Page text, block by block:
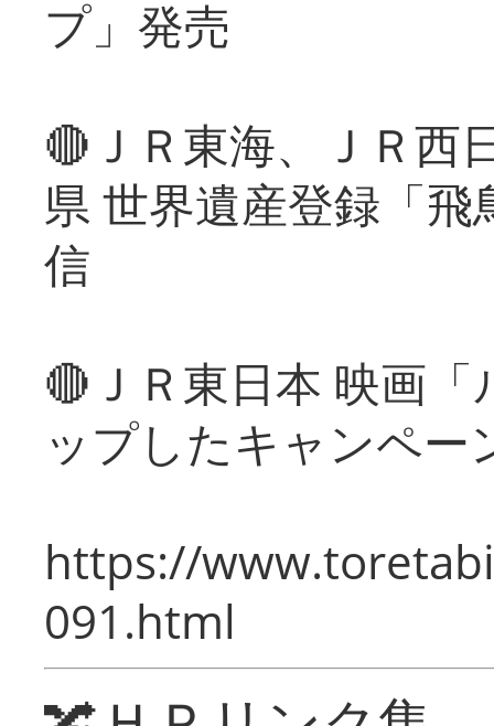
プ」発売
🔴ＪＲ東海、ＪＲ西
県 世界遺産登録「
信
🔴ＪＲ東日本 映画
ップしたキャンペー
https://
091.html